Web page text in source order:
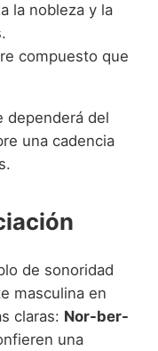
la nobleza y la
compuesto que
dependerá del
una cadencia
de sonoridad
masculina en
claras: Nor-ber-
una